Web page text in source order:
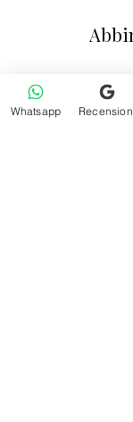
Whatsapp